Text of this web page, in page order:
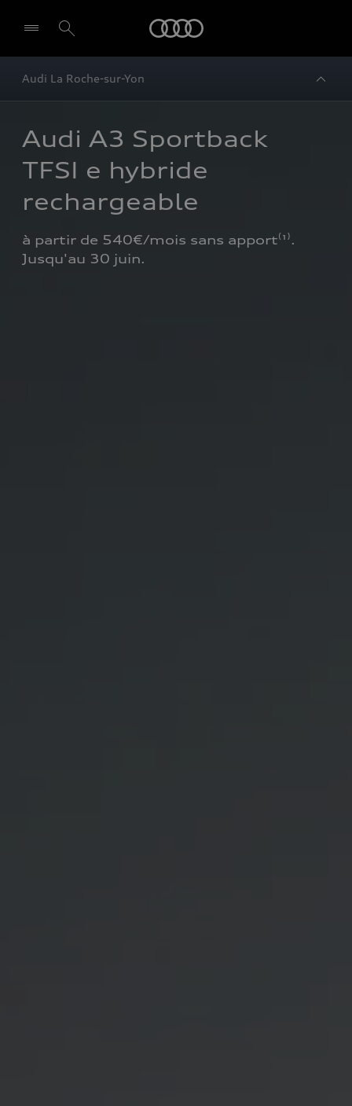
Audi La Roche-sur-Yon
Audi A3 Sportback
TFSI e hybride
rechargeable
à partir de 540€/mois sans apport⁽¹⁾.
Jusqu'au 30 juin.